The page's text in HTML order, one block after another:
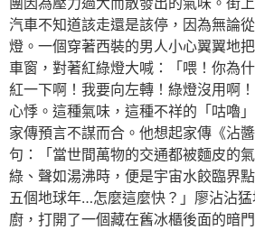
汽車不知道該走還是該停，因為無論
燈。一個穿著西裝的男人小心翼翼地
車窗，對著紅綠燈大喊：「喂！你為
紅一下啊！我要向左轉！綠燈沒用啊
心悸。這種氣味，這種不祥的「咕嚕
家傳預言不謀而合。他想起家傳《沾
句：「當世間萬物的交通都被麵皮的
綠、聲如湯沸時，便是宇宙水餃臨界
五個地球年…怎麼這麼快？」廖沾沾
廚，打開了一個藏在舊冰櫃後面的暗